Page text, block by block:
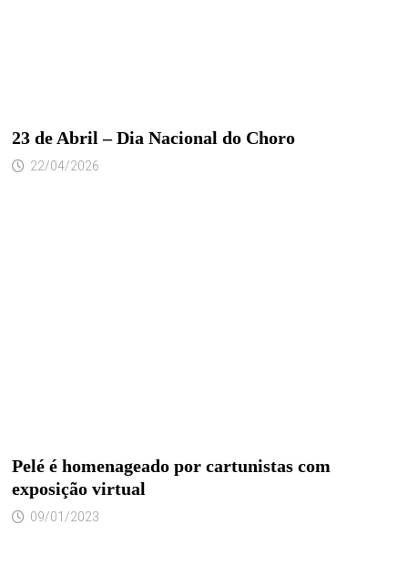
23 de Abril – Dia Nacional do Choro
22/04/2026
Pelé é homenageado por cartunistas com
exposição virtual
09/01/2023